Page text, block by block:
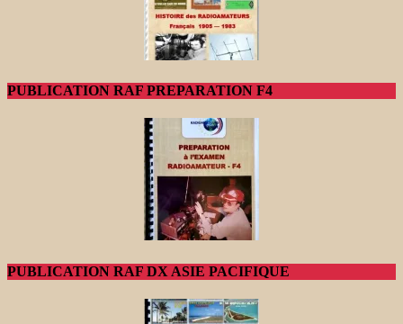
PUBLICATION RAF PREPARATION F4
PUBLICATION RAF DX ASIE PACIFIQUE